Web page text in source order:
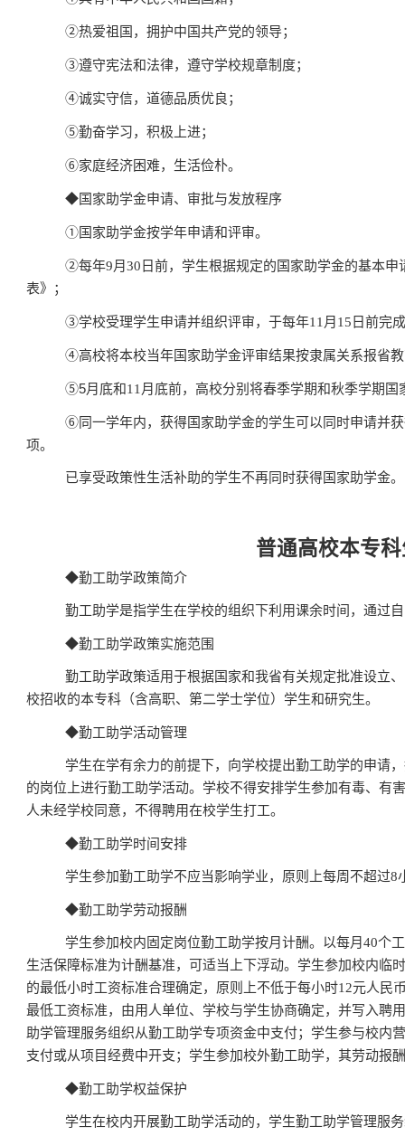
②热爱祖国，拥护中国共产党的领导；
③遵守宪法和法律，遵守学校规章制度；
④诚实守信，道德品质优良；
⑤勤奋学习，积极上进；
⑥家庭经济困难，生活俭朴。
◆国家助学金申请、审批与发放程序
①国家助学金按学年申请和评审。
②每年9月30 日前，学生根据规定的国家助学金的基本
表》；
③学校受理学生申请并组织评审，于每年11 月 15 日前完
④高校将本校当年国家助学金评审结果按隶属关系报省
⑤5月底和11 月底前，高校分别将春季学期和秋季学期国
⑥同一学年内，获得国家助学金的学生可以同时申请并
项。
已享受政策性生活补助的学生不再同时获得国家助学金。
普通高校本专
◆勤工助学政策简介
勤工助学是指学生在学校的组织下利用课余时间，通过
◆勤工助学政策实施范围
勤工助学政策适用于根据国家和我省有关规定批准设立
校招收的本专科（含高职、第二学士学位）学生和研究生。
◆勤工助学活动管理
学生在学有余力的前提下，向学校提出勤工助学的申请
的岗位上进行勤工助学活动。学校不得安排学生参加有毒、有
人未经学校同意，不得聘用在校学生打工。
◆勤工助学时间安排
学生参加勤工助学不应当影响学业，原则上每周不超过8
◆勤工助学劳动报酬
学生参加校内固定岗位勤工助学按月计酬。以每月40个
生活保障标准为计酬基准，可适当上下浮动。学生参加校内临
的最低小时工资标准合理确定，原则上不低于每小时12元人民
最低工资标准，由用人单位、学校与学生协商确定，并写入聘
助学管理服务组织从勤工助学专项资金中支付；学生参与校内
支付或从项目经费中开支；学生参加校外勤工助学，其劳动报
◆勤工助学权益保护
学生在校内开展勤工助学活动的，学生勤工助学管理服